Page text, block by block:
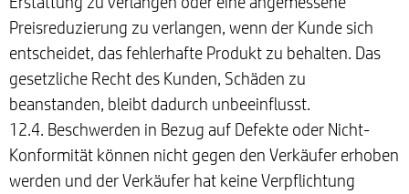
Preisreduzierung zu verlangen, wenn der Kunde sich
entscheidet, das fehlerhafte Produkt zu behalten. Das
gesetzliche Recht des Kunden, Schäden zu
beanstanden, bleibt dadurch unbeeinflusst.
12.4. Beschwerden in Bezug auf Defekte oder Nicht-
Konformität können nicht gegen den Verkäufer erhoben
werden und der Verkäufer hat keine Verpflichtung